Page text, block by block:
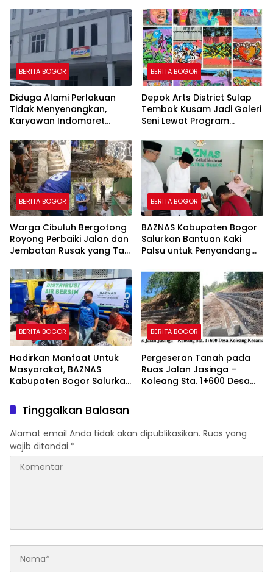
BERITA BOGOR
Diduga Alami Perlakuan
Tidak Menyenangkan,
Karyawan Indomaret
Dipermalukan di Hadapan
Rekan Kerja
BERITA BOGOR
Depok Arts District Sulap
Tembok Kusam Jadi Galeri
Seni Lewat Program
BERITA BOGOR
Warga Cibuluh Bergotong
Royong Perbaiki Jalan dan
Jembatan Rusak yang Tak
BERITA BOGOR
BAZNAS Kabupaten Bogor
Salurkan Bantuan Kaki
Palsu untuk Penyandang
Kepedulian dalam
Program “Bogor Peduli”
BERITA BOGOR
Hadirkan Manfaat Untuk
Masyarakat, BAZNAS
Kabupaten Bogor Salurkan
Warga Terdampak
Kekeringan
BERITA BOGOR
Pergeseran Tanah pada
Ruas Jalan Jasinga –
Koleang Sta. 1+600 Desa
Wilayah VII
Tinggalkan Balasan
Alamat email Anda tidak akan dipublikasikan. Ruas yang
wajib ditandai *